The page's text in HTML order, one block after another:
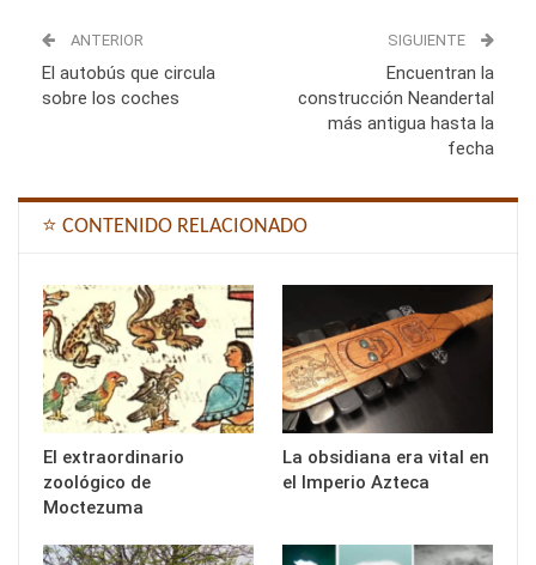
ANTERIOR
El autobús que circula
sobre los coches
SIGUIENTE
Encuentran la
construcción Neandertal
más antigua hasta la
fecha
⭐ CONTENIDO RELACIONADO
El extraordinario
zoológico de
Moctezuma
La obsidiana era vital en
el Imperio Azteca